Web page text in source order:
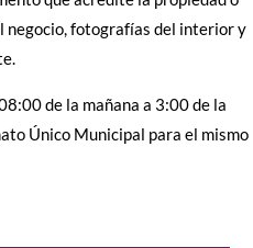
negocio, fotografías del interior y
de la mañana a 3:00 de la
Único Municipal para el mismo